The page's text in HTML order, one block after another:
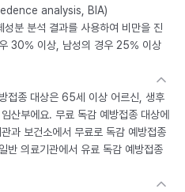
analysis, BIA)
분 분석 결과를 사용하여 비만을 진
30% 이상, 남성의 경우 25% 이상
접종 대상은 65세 이상 어르신, 생후
산부에요. 무료 독감 예방접종 대상에
과 보건소에서 무료로 독감 예방접종
반 의료기관에서 유료 독감 예방접종